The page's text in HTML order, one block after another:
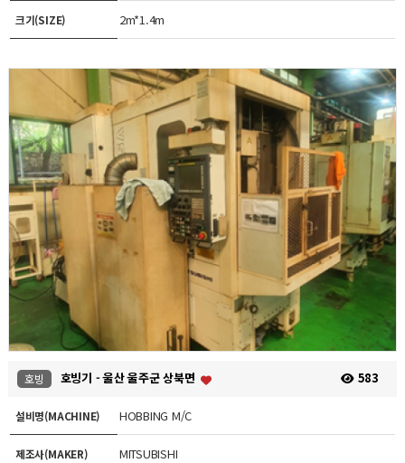
크기(SIZE) 2m*1.4m
호빙 호빙기 - 울산 울주군 상북면 583
설비명(MACHINE) HOBBING M/C
제조사(MAKER) MITSUBISHI